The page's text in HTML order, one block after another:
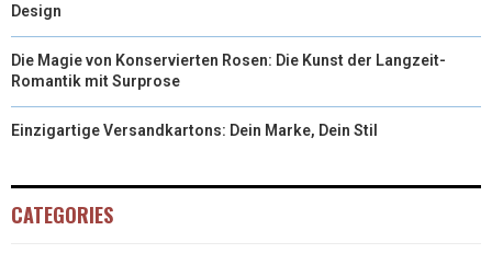
Design
Die Magie von Konservierten Rosen: Die Kunst der Langzeit-
Romantik mit Surprose
Einzigartige Versandkartons: Dein Marke, Dein Stil
CATEGORIES